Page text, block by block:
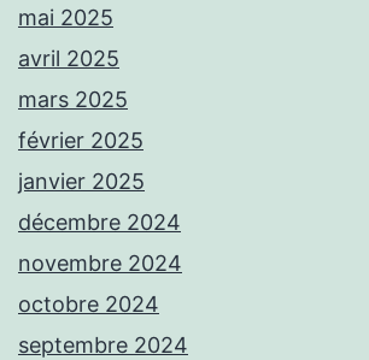
mai 2025
avril 2025
mars 2025
février 2025
janvier 2025
décembre 2024
novembre 2024
octobre 2024
septembre 2024